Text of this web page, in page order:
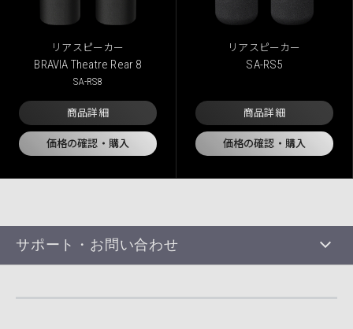
リアスピーカー
BRAVIA Theatre Rear 8
SA-RS8
商品詳細
価格の確認・購入
リアスピーカー
SA-RS5
商品詳細
価格の確認・購入
サポート・お問い合わせ